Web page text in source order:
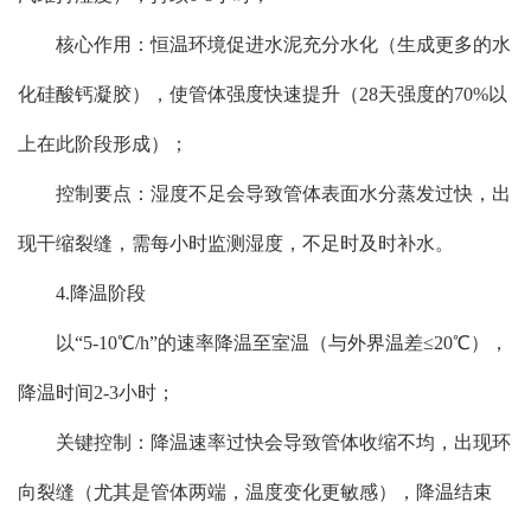
核心作用：恒温环境促进水泥充分水化（生成更多的水
化硅酸钙凝胶），使管体强度快速提升（28天强度的70%以
上在此阶段形成）；
控制要点：湿度不足会导致管体表面水分蒸发过快，出
现干缩裂缝，需每小时监测湿度，不足时及时补水。
4.降温阶段
以“5-10℃/h”的速率降温至室温（与外界温差≤20℃），
降温时间2-3小时；
关键控制：降温速率过快会导致管体收缩不均，出现环
向裂缝（尤其是管体两端，温度变化更敏感），降温结束